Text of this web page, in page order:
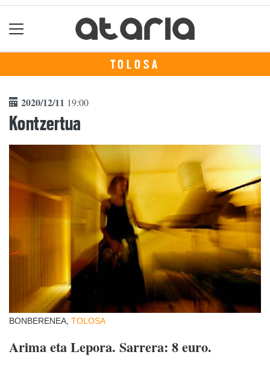
TOLOSA
2020/12/11 19:00
Kontzertua
BONBERENEA, TOLOSA
Arima eta Lepora. Sarrera: 8 euro.